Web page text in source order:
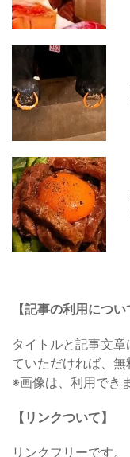
【記事の利用につい
タイトルと記事文
ていただければ、無
※画像は、利用でき
【リンクついて】
リンクフリーです。